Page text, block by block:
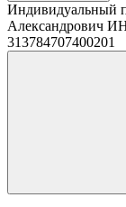
Индивидуальный
Александрович
313784707400201